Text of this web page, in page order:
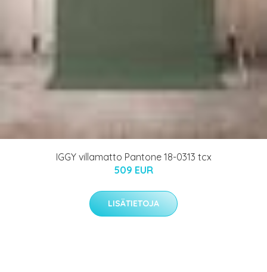
IGGY villamatto Pantone 18-0313 tcx
509 EUR
LISÄTIETOJA